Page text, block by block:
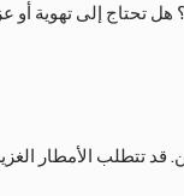
تحتاج إلى تهوية
تتطلب الأمطار